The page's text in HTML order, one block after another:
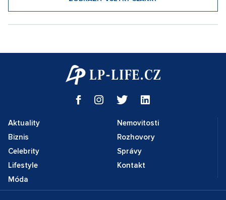
Aktuality
Biznis
Celebrity
Lifestyle
Móda
Nemovitosti
Rozhovory
Správy
Kontakt